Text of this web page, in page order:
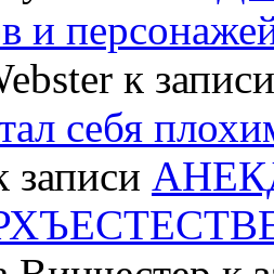
и
к
себя
записи